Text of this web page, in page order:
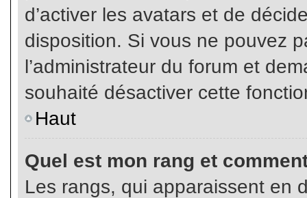
d’activer les avatars et de
disposition. Si vous ne pouvez
l’administrateur du forum et
souhaité désactiver cette
Haut
Quel est mon rang et
Les rangs, qui apparaissent en